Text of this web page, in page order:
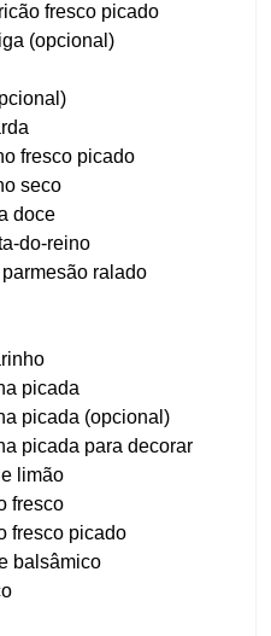
fresco picado
(opcional)
fresco picado
seco
doce
do-reino
ralado
picada
picada (opcional)
picada para decorar
limão
fresco
fresco picado
balsâmico